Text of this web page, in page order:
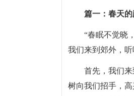
篇一：春天
“春眠不觉晓
我们来到郊外，
首先，我们
树向我们招手，